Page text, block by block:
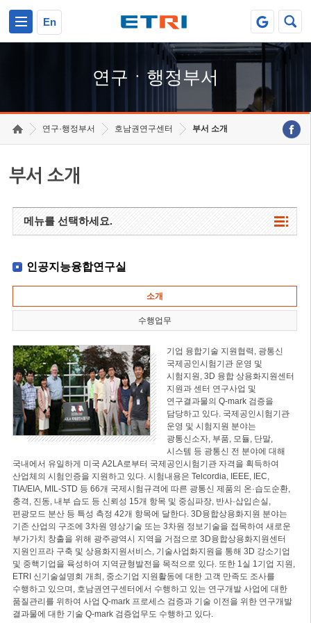
En
연구ㆍ행정부서
연구·행정부서 호남권연구센터 부서 소개
부서 소개
메뉴를 선택하세요.
인공지능융합연구실
소개
수행업무
기업 융합기술 지원협력, 광통신
국제공인시험기관 운영 및
시험지원, 3D 융합 상용화지원센터
지원과 센터 연구사업 및
연구결과물의 Q-mark 검증을
담당하고 있다. 국제공인시험기관
운영 및 시험지원 분야는
광통신소자, 부품, 모듈, 단말,
시스템 등 광통신 전 분야에 대해
국내에서 유일하게 미국 A2LA로부터 국제공인시험기관 자격을 획득하여
산업체의 시험인증을 지원하고 있다. 시험내용은 Telcordia, IEEE, IEC,
TIA/EIA, MIL-STD 등 66개 국제시험규격에 따른 광통신 제품의 온·습도순환,
충격, 진동, 내부 습도 등 신뢰성 15개 항목 및 중심파장, 반사·삽입손실,
편광모드 분산 등 특성 측정 42개 항목에 달한다. 3D융합상용화지원 분야는
기존 산업의 구조에 3차원 영상기술 또는 3차원 정보기술을 접목하여 새로운
부가가치 창출을 위해 광주광역시 지역을 거점으로 3D융합상용화지원센터
지원인프라 구축 및 상용화지원서비스, 기술사업화지원을 통해 3D 강소기업
및 중핵기업을 육성하여 지역균형발전을 목적으로 있다. 또한 1실 1기업 지원,
ETRI 신기술설명회 개최, 중소기업 지원활동에 대한 고객 만족도 조사를
수행하고 있으며, 호남권연구센터에서 수행하고 있는 연구개발 사업에 대한
품질관리를 위하여 사업 Q-mark 프로세스 검증과 기술 이전을 위한 연구개발
결과물에 대한 기술 Q-mark 검증업무도 수행하고 있다.